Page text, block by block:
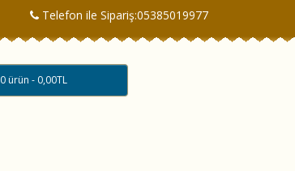
Telefon ile Sipariş:05385019977
0 ürün - 0,00TL